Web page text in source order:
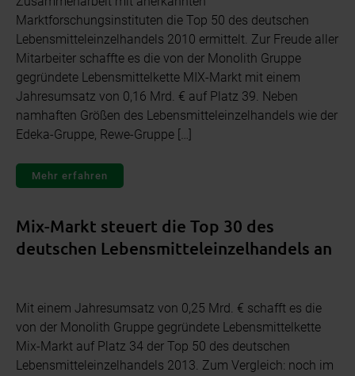
Marktforschungsinstituten die Top 50 des deutschen
Lebensmitteleinzelhandels 2010 ermittelt. Zur Freude aller
Mitarbeiter schaffte es die von der Monolith Gruppe
gegründete Lebensmittelkette MIX-Markt mit einem
Jahresumsatz von 0,16 Mrd. € auf Platz 39. Neben
namhaften Größen des Lebensmitteleinzelhandels wie der
Edeka-Gruppe, Rewe-Gruppe […]
Mehr erfahren
Mix-Markt steuert die Top 30 des
deutschen Lebensmitteleinzelhandels an
Mit einem Jahresumsatz von 0,25 Mrd. € schafft es die
von der Monolith Gruppe gegründete Le­bensmittelkette
Mix-Markt auf Platz 34 der Top 50 des deutschen
Lebensmitteleinzelhandels 2013. Zum Vergleich: noch im